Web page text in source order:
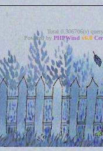
Total 0.306706(s)
Powered by PHPWind v6.0